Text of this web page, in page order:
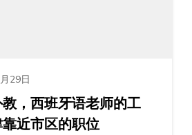
29日
，西班牙语老师的工
近市区的职位